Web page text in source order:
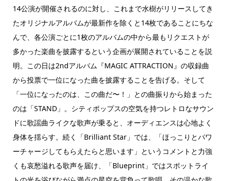
14公演が開催されるのに対し、これまで水樹がリリースしてき
たオリジナルアルバムが最新作を除くと14枚であることにちな
んで、各公演ごとに1枚のアルバムの中から最もリクエストが
多かった楽曲を披露するという企画が展開されていることを説
明。この日は2ndアルバム『MAGIC ATTRACTION』の収録曲
から投票で一位になった曲を披露することを告げる。そして
「一位になったのは、この曲だ〜！」との曲振りから始まった
のは「STAND」。シティポップスの空気を持つレトロなサウン
ドに歌謡曲ライクな歌声が乗ると、オーディエンスは心地よく
身体を揺らす。続く「Brilliant Star」では、「ほっこりとパワ
ーチャージしてもらえたらと思います」というコメントと力強
くも哀愁溢れる歌声を届け、「Blueprint」ではスポットライ